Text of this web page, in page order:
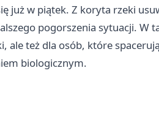
już w piątek. Z koryta rzeki
pogorszenia sytuacji. W
ale też dla osób, które
biologicznym.